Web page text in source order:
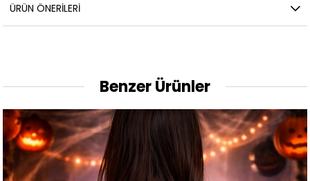
ÜRÜN ÖNERILERI
Benzer Ürünler